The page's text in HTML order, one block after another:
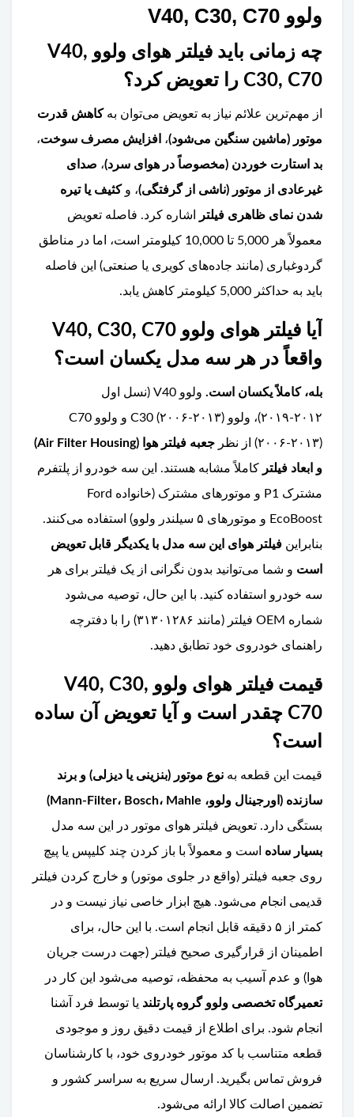
ولوو V40, C30, C70
چه زمانی باید فیلتر هوای ولوو V40,
C30, C70 را تعویض کرد؟
از مهم‌ترین علائم نیاز به تعویض می‌توان به کاهش قدرت
موتور (ماشین سنگین می‌شود)، افزایش مصرف سوخت،
بد استارت خوردن (مخصوصاً در هوای سرد)، صدای
غیرعادی از موتور (ناشی از گرفتگی)، و کثیف یا تیره
شدن نمای ظاهری فیلتر
اشاره کرد. فاصله تعویض
معمولاً هر 5,000 تا 10,000 کیلومتر است، اما در مناطق
گردوغباری (مانند جاده‌های کویری یا صنعتی) این فاصله
باید به حداکثر 5,000 کیلومتر کاهش یابد.
آیا فیلتر هوای ولوو V40, C30, C70
واقعاً در هر سه مدل یکسان است؟
بله، کاملاً یکسان است.
ولوو V40 (نسل اول
۲۰۱۲-۲۰۱۹)، ولوو C30 (۲۰۰۶-۲۰۱۳) و ولوو C70
(۲۰۰۶-۲۰۱۳) از نظر
جعبه فیلتر هوا (Air Filter Housing)
و ابعاد فیلتر کاملاً مشابه هستند. این سه خودرو از پلتفرم
مشترک P1 و موتورهای مشترک (خانواده Ford
EcoBoost و موتورهای ۵ سیلندر ولوو) استفاده می‌کنند.
بنابراین فیلتر هوای این سه مدل با یکدیگر قابل تعویض
است و شما می‌توانید بدون نگرانی از یک فیلتر برای هر
سه خودرو استفاده کنید. با این حال، توصیه می‌شود
شماره OEM فیلتر (مانند ۳۱۳۰۱۲۸۶) را با دفترچه
راهنمای خودروی خود تطابق دهید.
قیمت فیلتر هوای ولوو V40, C30,
C70 چقدر است و آیا تعویض آن ساده
است؟
قیمت این قطعه به نوع موتور (بنزینی یا دیزلی) و برند
سازنده (اورجینال ولوو، Mann-Filter، Bosch، Mahle)
بستگی دارد. تعویض فیلتر هوای موتور در این سه مدل
بسیار ساده است و معمولاً با باز کردن چند کلیپس یا پیچ
روی جعبه فیلتر (واقع در جلوی موتور) و خارج کردن فیلتر
قدیمی انجام می‌شود. هیچ ابزار خاصی نیاز نیست و در
کمتر از ۵ دقیقه قابل انجام است. با این حال، برای
اطمینان از قرارگیری صحیح فیلتر (جهت درست جریان
هوا) و عدم آسیب به محفظه، توصیه می‌شود این کار در
تعمیرگاه تخصصی ولوو گروه پارتلند یا توسط فرد آشنا
انجام شود. برای اطلاع از قیمت دقیق روز و موجودی
قطعه متناسب با کد موتور خودروی خود، با کارشناسان
فروش تماس بگیرید. ارسال سریع به سراسر کشور و
تضمین اصالت کالا ارائه می‌شود.